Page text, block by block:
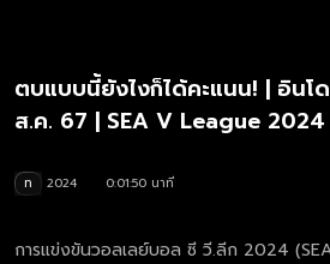
ตบแบบนี้ยังไงก็ได้คะแนน! | อินโ
ส.ค. 67 | SEA V League 2024
ท 2024
0:01:50 นาที
การแข่งขันวอลเลย์บอล ซี วี.ลีก 2024